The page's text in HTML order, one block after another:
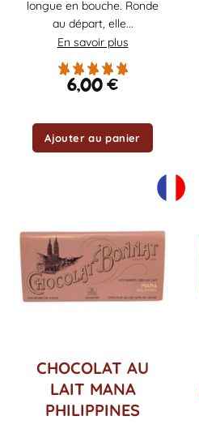
longue en bouche. Ronde
au départ, elle...
En savoir plus
6,00€
Ajouter au panier
CHOCOLAT AU
LAIT MANA
PHILIPPINES